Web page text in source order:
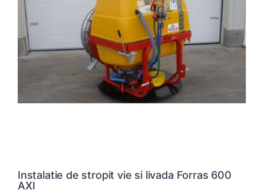
Instalatie de stropit vie si livada Forras 600
AXI